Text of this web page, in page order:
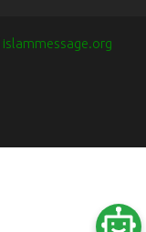
islammessage.org